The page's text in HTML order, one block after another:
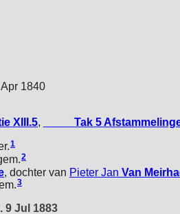
Apr 1840
XIII.5, _____Tak 5
1
2
, dochter van Pieter Jan Van
3
9 Jul 1883